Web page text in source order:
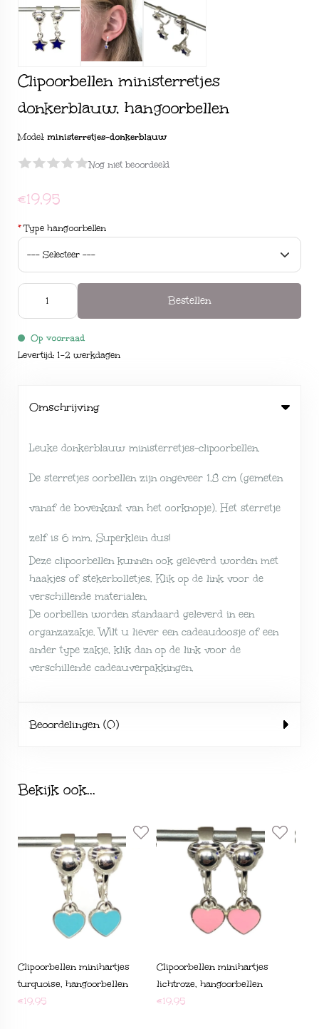
Clipoorbellen ministerretjes
donkerblauw, hangoorbellen
Model: ministerretjes-donkerblauw
Nog niet beoordeeld
€19,95
*Type hangoorbellen
Bestellen
Op voorraad
Levertijd: 1-2 werkdagen
Omschrijving
Leuke donkerblauw ministerretjes-clipoorbellen.
De sterretjes oorbellen zijn ongeveer 1,8 cm (gemeten
vanaf de bovenkant van het oorknopje). Het sterretje
zelf is 6 mm. Superklein dus!
Deze clipoorbellen kunnen ook geleverd worden met
haakjes of stekerbolletjes. Klik op de link voor de
verschillende materialen.
De oorbellen worden standaard geleverd in een
organzazakje. Wilt u liever een cadeaudoosje of een
ander type zakje, klik dan op de link voor de
verschillende cadeauverpakkingen.
Beoordelingen (0)
Bekijk ook...
Clipoorbellen minihartjes
turquoise, hangoorbellen
€19,95
Clipoorbellen minihartjes
lichtroze, hangoorbellen
€19,95